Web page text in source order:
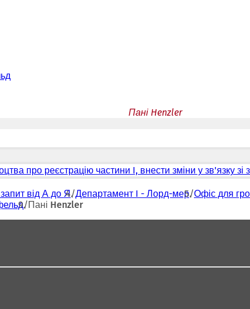
Пані Henzler
про реєстрацію частини I, внести зміни у зв'язку зі
від А до Я Департамент I - Лорд-мер Офіс для
Пані Henzler